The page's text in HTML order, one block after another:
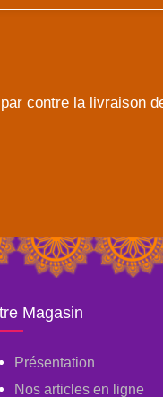
contre la livraison
Magasin
Présentation
Nos articles en ligne